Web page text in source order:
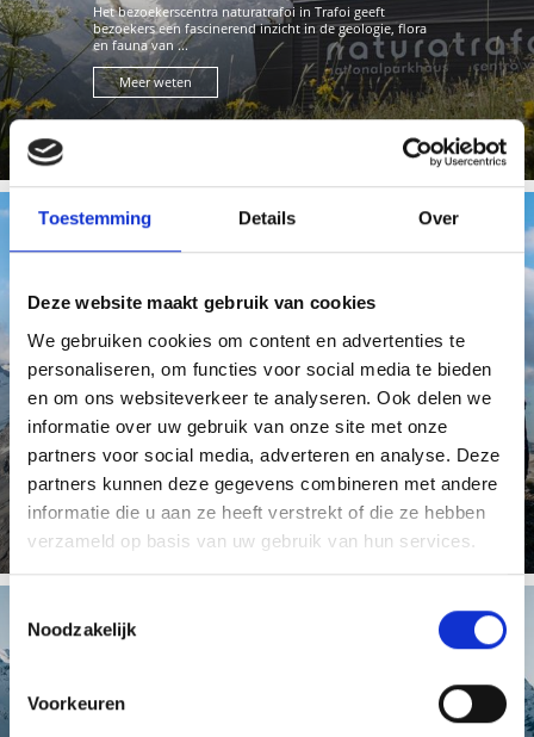
Toestemming Details Over
Deze website maakt gebruik van cookies
We gebruiken cookies om content en advertenties te
personaliseren, om functies voor social media te bieden
en om ons websiteverkeer te analyseren. Ook delen we
informatie over uw gebruik van onze site met onze
partners voor social media, adverteren en analyse. Deze
partners kunnen deze gegevens combineren met andere
informatie die u aan ze heeft verstrekt of die ze hebben
verzameld op basis van uw gebruik van hun services.
Noodzakelijk
Voorkeuren
Het bezoekerscentra naturatrafoi in Trafoi geeft
bezoekers een fascinerend inzicht in de geologie, flora
en fauna van ...
Meer weten
Vanaf Stilfserjoch op de drie-taal topje van de
Goldseeweg biedt een panoramisch uitzicht van koning
Meer weten